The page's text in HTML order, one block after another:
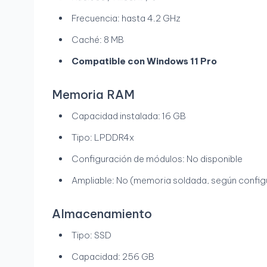
Frecuencia: hasta 4.2 GHz
Caché: 8 MB
Compatible con Windows 11 Pro
Memoria RAM
Capacidad instalada: 16 GB
Tipo: LPDDR4x
Configuración de módulos: No disponible
Ampliable: No (memoria soldada, según
Almacenamiento
Tipo: SSD
Capacidad: 256 GB